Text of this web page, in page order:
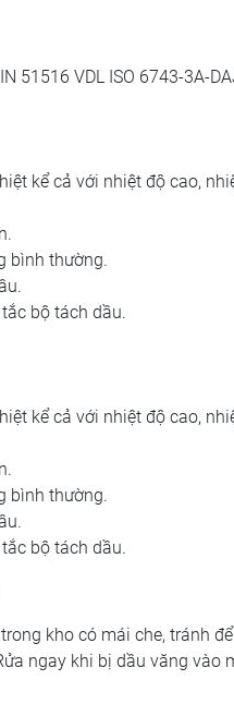
51516 VDL ISO 6743-3A-
kể cả với nhiệt độ cao,
bình thường.
bộ tách dầu.
kể cả với nhiệt độ cao,
bình thường.
bộ tách dầu.
kho có mái che, tránh
ngay khi bị dầu văng vào